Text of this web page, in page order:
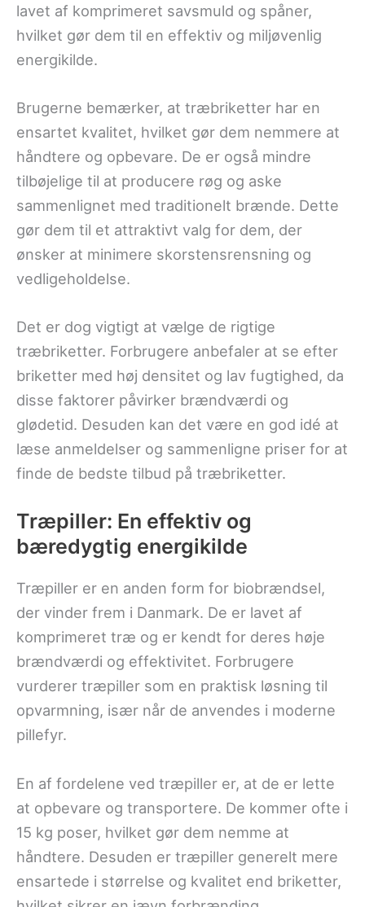
lavet af komprimeret savsmuld og spåner,
hvilket gør dem til en effektiv og miljøvenlig
energikilde.
Brugerne bemærker, at træbriketter har en
ensartet kvalitet, hvilket gør dem nemmere at
håndtere og opbevare. De er også mindre
tilbøjelige til at producere røg og aske
sammenlignet med traditionelt brænde. Dette
gør dem til et attraktivt valg for dem, der
ønsker at minimere skorstensrensning og
vedligeholdelse.
Det er dog vigtigt at vælge de rigtige
træbriketter. Forbrugere anbefaler at se efter
briketter med høj densitet og lav fugtighed, da
disse faktorer påvirker brændværdi og
glødetid. Desuden kan det være en god idé at
læse anmeldelser og sammenligne priser for at
finde de bedste tilbud på træbriketter.
Træpiller: En effektiv og
bæredygtig energikilde
Træpiller er en anden form for biobrændsel,
der vinder frem i Danmark. De er lavet af
komprimeret træ og er kendt for deres høje
brændværdi og effektivitet. Forbrugere
vurderer træpiller som en praktisk løsning til
opvarmning, især når de anvendes i moderne
pillefyr.
En af fordelene ved træpiller er, at de er lette
at opbevare og transportere. De kommer ofte i
15 kg poser, hvilket gør dem nemme at
håndtere. Desuden er træpiller generelt mere
ensartede i størrelse og kvalitet end briketter,